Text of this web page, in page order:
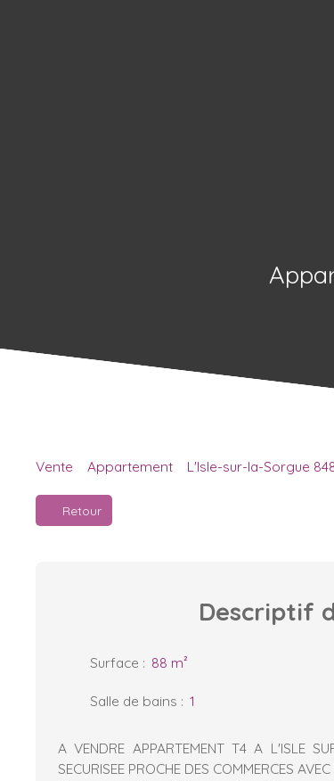
Vente Appartement L'Isle-sur-la-Sorgue
Retour
Descriptif
Surface : 88 m²
Salle de bains : 1
A VENDRE APPARTEMENT T4 A L'ISLE
SECURISEE PROCHE DES COMMERCES